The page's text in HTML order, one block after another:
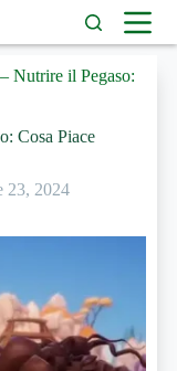
Nutrire il Pegaso:
Cosa Piace
23, 2024